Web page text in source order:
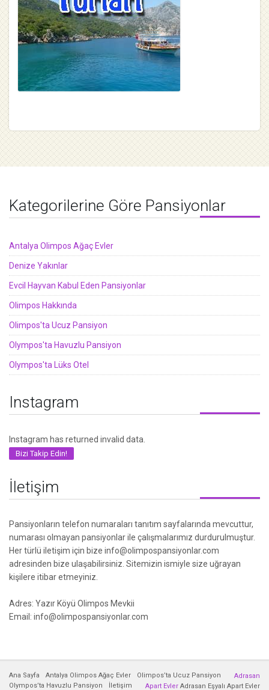
Kategorilerine Göre Pansiyonlar
Antalya Olimpos Ağaç Evler
Denize Yakınlar
Evcil Hayvan Kabul Eden Pansiyonlar
Olimpos Hakkında
Olimpos'ta Ucuz Pansiyon
Olympos'ta Havuzlu Pansiyon
Olympos'ta Lüks Otel
Instagram
Instagram has returned invalid data.
Bizi Takip Edin!
İletişim
Pansiyonların telefon numaraları tanıtım sayfalarında mevcuttur,
numarası olmayan pansiyonlar ile çalışmalarımız durdurulmuştur.
Her türlü iletişim için bize info@olimpospansiyonlar.com
adresinden bize ulaşabilirsiniz. Sitemizin ismiyle size uğrayan
kişilere itibar etmeyiniz.
Adres: Yazır Köyü Olimpos Mevkii
Email: info@olimpospansiyonlar.com
Ana Sayfa Antalya Olimpos Ağaç Evler
Olimpos’ta Ucuz Pansiyon
Olympos’ta Havuzlu Pansiyon
İletişim
Adrasan
Apart Evler Adrasan Eşyalı Apart Evler